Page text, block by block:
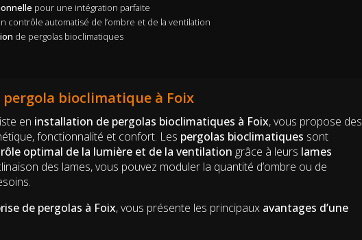
pour une intégration parfaite
contrôle automatisé de l’ombre et de la ventilation
de pergolas bioclimatiques
pergola bioclimatique à Foix
en installation de pergolas bioclimatiques à Foix, vous propose des
fonctionnalité et confort. Les pergolas bioclimatiques sont
optimal de la lumière et de la ventilation grâce à leurs lames
des lames, vous pouvez moduler la quantité d’ombre ou de
de pergolas à Foix, vous présente les principaux avantages d’une